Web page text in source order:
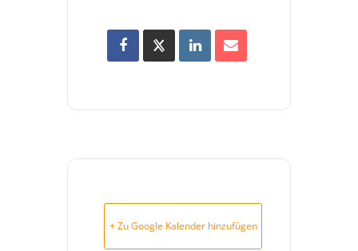
+ Zu Google Kalender hinzufügen